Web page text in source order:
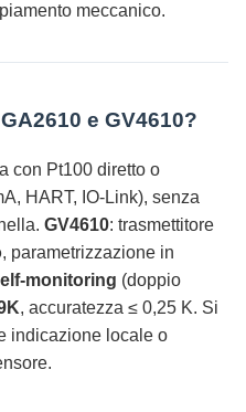
meccanico.
e GV4610?
con Pt100 diretto o
HART, IO-Link), senza
GV4610: trasmettitore
, parametrizzazione in
monitoring (doppio
, accuratezza ≤ 0,25 K. Si
indicazione locale o